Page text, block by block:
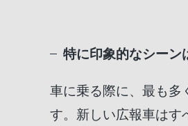
特に印象的なシーン
車に乗る際に、最も多
す。新しい広報車はす